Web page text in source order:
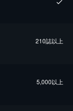
210誌以上
5,000以上